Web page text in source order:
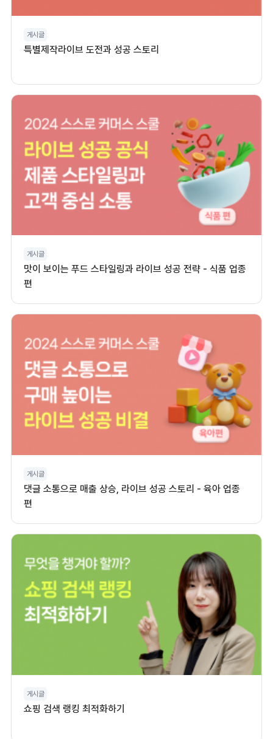
게시글
특별제작라이브 도전과 성공 스토리
게시글
맛이 보이는 푸드 스타일링과 라이브 성공 전략 - 식품 업종
편
게시글
댓글 소통으로 매출 상승, 라이브 성공 스토리 - 육아 업종
편
게시글
쇼핑 검색 랭킹 최적화하기